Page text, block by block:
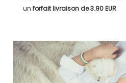
un forfait livraison de3.90 EUR